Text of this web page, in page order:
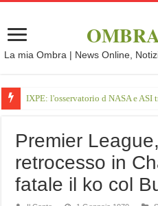
La mia Ombra | News Online,
IXPE: l'osservatorio d NASA e
Premier
retrocesso in
fatale il ko col